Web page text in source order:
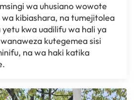
wa uhusiano wowote
kibiashara, na tumejitolea
kwa uadilifu wa hali ya
kutegemea sisi
na wa haki katika